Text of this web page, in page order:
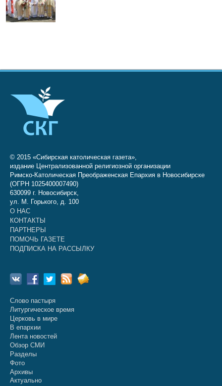
© 2015 «Сибирская католическая газета»,
издание Централизованной религиозной организации
Римско-Католическая Преображенская Епархия в Новосибирске
(ОГРН 1025400007490)
630099 г. Новосибирск,
ул. М. Горького, д. 100
О НАС
КОНТАКТЫ
ПАРТНЕРЫ
ПОМОЧЬ ГАЗЕТЕ
ПОДПИСКА НА РАССЫЛКУ
Слово пастыря
Литургическое время
Церковь в мире
В епархии
Лента новостей
Обзор СМИ
Разделы
Фото
Архивы
Актуально